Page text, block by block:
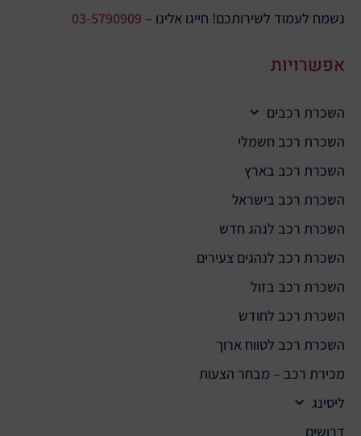
נשמח לעמוד לשירותכם! חייגו אלינו – 03-5790909
אפשרויות
השכרת רכבים
השכרת רכב חשמלי
השכרת רכב בארץ
השכרת רכב בישראל
השכרת רכב לנהג חדש
השכרת רכב לנהגים צעירים
השכרת רכב בזול
השכרת רכב לחודש
השכרת רכב לטווח ארוך
מכירת רכב – מבחר הצעות
ליסינג
דרושים